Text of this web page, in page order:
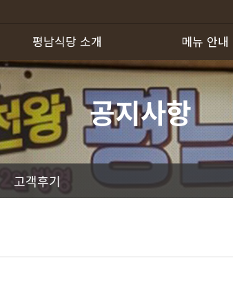
평남식당 소개 메뉴 안내
공지사항
고객후기